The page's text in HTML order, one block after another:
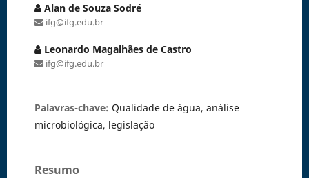
Alan de Souza Sodré
ifg@ifg.edu.br
Leonardo Magalhães de Castro
ifg@ifg.edu.br
Palavras-chave: Qualidade de água, análise
microbiológica, legislação
Resumo